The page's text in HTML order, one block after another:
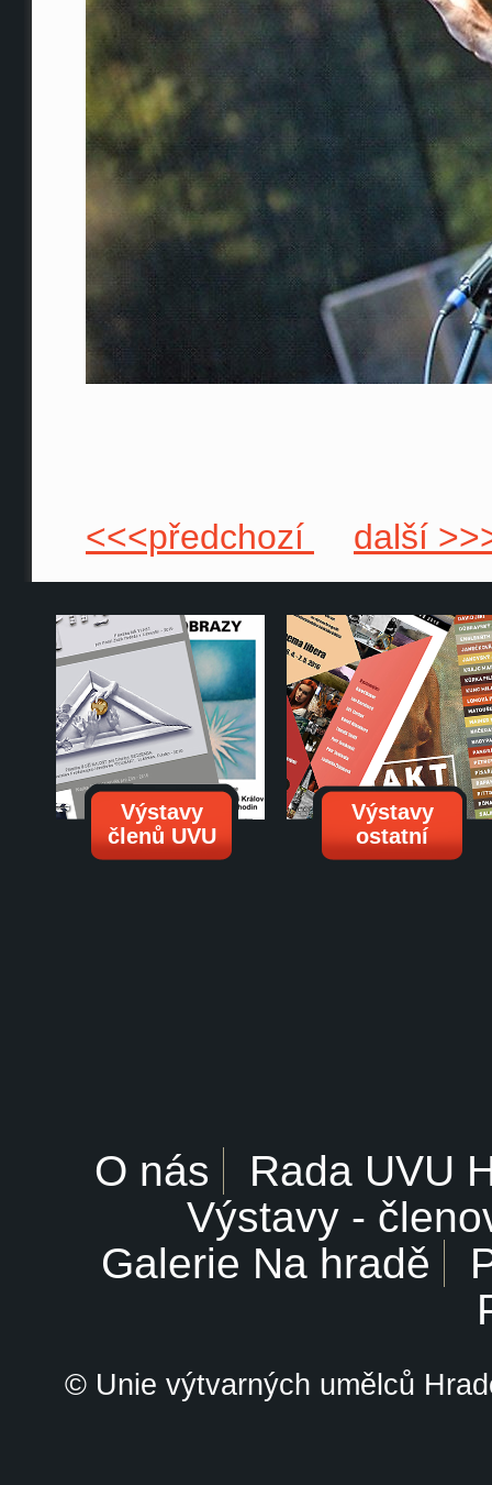
<<<předchozí další
Výstavy
členů UVU
Výstavy
ostatní
O nás
Rada UVU
Výstavy -
Galerie Na hradě
© Unie výtvarných umělců